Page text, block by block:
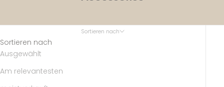
Sortieren nach
Sortieren nach
Ausgewählt
Am relevantesten